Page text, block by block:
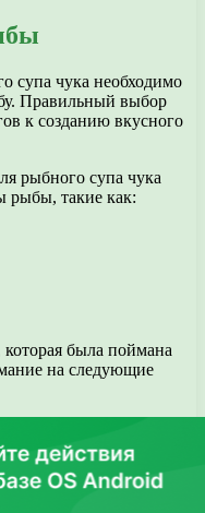
супа чука необходимо
Правильный выбор
к созданию вкусного
рыбного супа чука
рыбы, такие как:
была поймана
на следующие